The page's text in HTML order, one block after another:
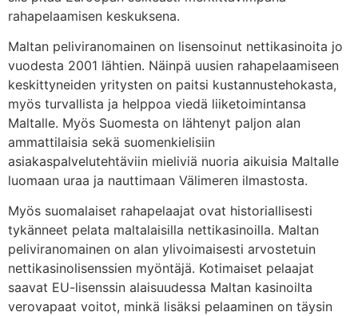
rahapelaamisen keskuksena.
Maltan peliviranomainen on lisensoinut nettikasinoita jo
vuodesta 2001 lähtien. Näinpä uusien rahapelaamiseen
keskittyneiden yritysten on paitsi kustannustehokasta,
myös turvallista ja helppoa viedä liiketoimintansa
Maltalle. Myös Suomesta on lähtenyt paljon alan
ammattilaisia sekä suomenkielisiin
asiakaspalvelutehtäviin mieliviä nuoria aikuisia Maltalle
luomaan uraa ja nauttimaan Välimeren ilmastosta.
Myös suomalaiset rahapelaajat ovat historiallisesti
tykänneet pelata maltalaisilla nettikasinoilla. Maltan
peliviranomainen on alan ylivoimaisesti arvostetuin
nettikasinolisenssien myöntäjä. Kotimaiset pelaajat
saavat EU-lisenssin alaisuudessa Maltan kasinoilta
verovapaat voitot, minkä lisäksi pelaaminen on täysin